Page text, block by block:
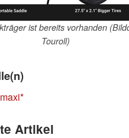
ist bereits vorhanden
Touroll)
Artikel